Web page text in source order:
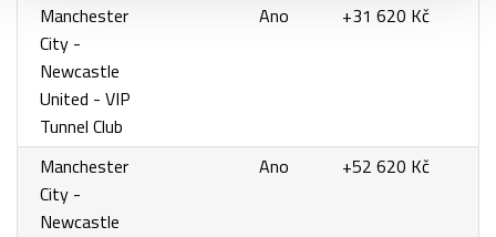
Manchester
City -
Newcastle
United - VIP
Tunnel Club
Ano +31 620 Kč
Manchester
City -
Newcastle
Ano +52 620 Kč